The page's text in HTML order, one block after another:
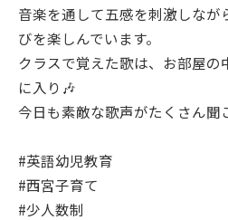
音楽を通して五感を刺激しなが
びを楽しんでいます。
クラスで覚えた歌は、お部屋
に入り🎶
今日も素敵な歌声がたくさん聞
#英語幼児教育
#西宮子育て
#少人数制